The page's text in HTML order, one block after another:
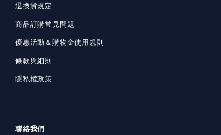
退換貨規定
商品訂購常見問題
優惠活動＆購物金使用規則
條款與細則
隱私權政策
聯絡我們